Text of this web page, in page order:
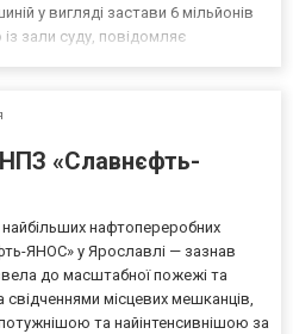
у вигляді застави 6 мільйонів
зали суду, повідомляє
«Славнєфть-
найбільших нафтопереробних
ЯНОС» у Ярославлі — зазнав
до масштабної пожежі та
свідченнями місцевих мешканців,
та найінтенсивнішою за